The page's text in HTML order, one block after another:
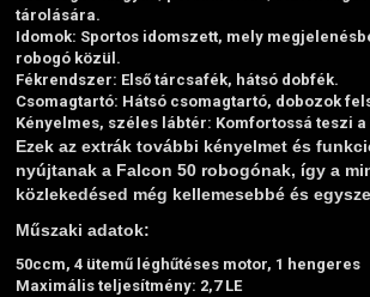
tárolására.
Idomok: Sportos idomszett, mely
robogó közül.
Fékrendszer: Első tárcsafék, hátsó dobfék.
Csomagtartó: Hátsó csomagtartó, dobozok
Kényelmes, széles lábtér: Komfortossá teszi
Ezek az extrák további kényelmet és
nyújtanak a Falcon 50 robogónak, így a
közlekedésed még kellemesebbé és
Műszaki adatok:
50ccm, 4 ütemű léghűtéses motor, 1 hengeres
Maximális teljesítmény: 2,7 LE